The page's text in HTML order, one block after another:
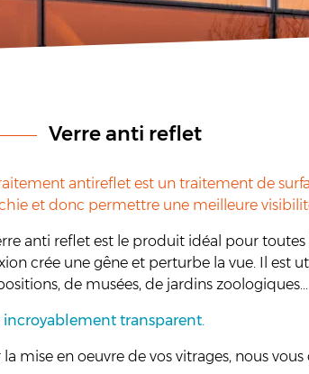
Verre anti reflet
antireflet est un traitement de
et donc permettre une meilleure
anti reflet est le produit idéal pour
crée une gêne et perturbe la vue. Il est
de musées, de jardins zoologiques...
incroyablement transparent.
la mise en oeuvre de vos vitrages, nous